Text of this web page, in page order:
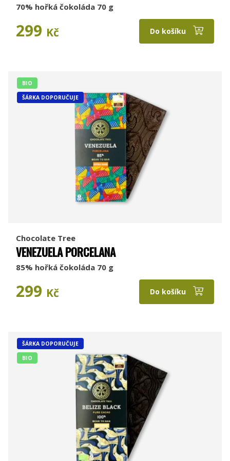
70% hořká čokoláda 70 g
299 Kč Do košíku
BIO
ŠÁRKA DOPORUČUJE
Chocolate Tree
VENEZUELA PORCELANA
85% hořká čokoláda 70 g
299 Kč Do košíku
ŠÁRKA DOPORUČUJE
BIO